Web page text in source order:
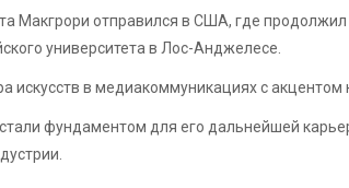
Макгрори отправился в США, где
университета в Лос-Анджелесе.
искусств в медиакоммуникациях с акцентом
фундаментом для его дальнейшей